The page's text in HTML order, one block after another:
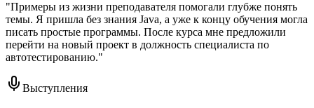
"Примеры из жизни преподавателя помогали глубже понять
темы. Я пришла без знания Java, а уже к концу обучения могла
писать простые программы. После курса мне предложили
перейти на новый проект в должность специалиста по
автотестированию."
Выступления